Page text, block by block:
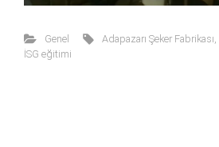
Genel Adapazarı Şeker Fabrikası
İSG eğitimi